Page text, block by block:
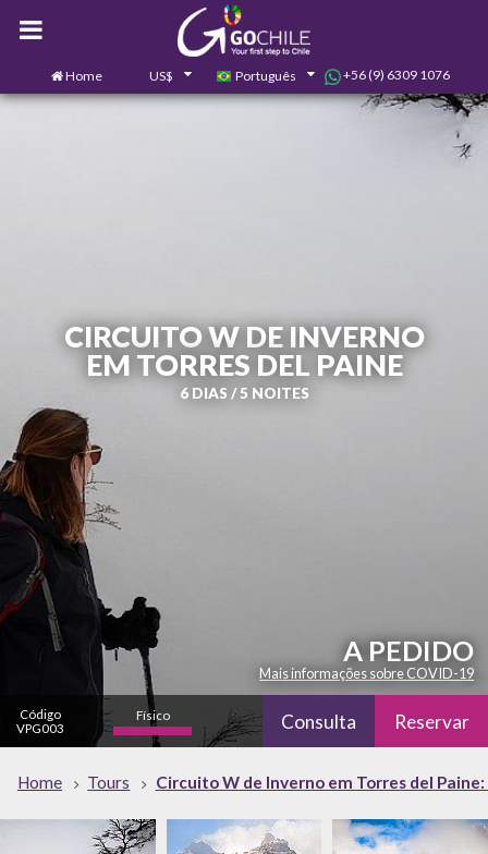
Home US$ Português +56 (9) 6309 1076
CIRCUITO W DE INVERNO
EM TORRES DEL PAINE
6 DIAS / 5 NOITES
A PEDIDO
Mais informações sobre COVID-19
Código
VPG003
Físico
alto
Consulta Reservar
Home Tours Circuito W de Inverno em Torres del